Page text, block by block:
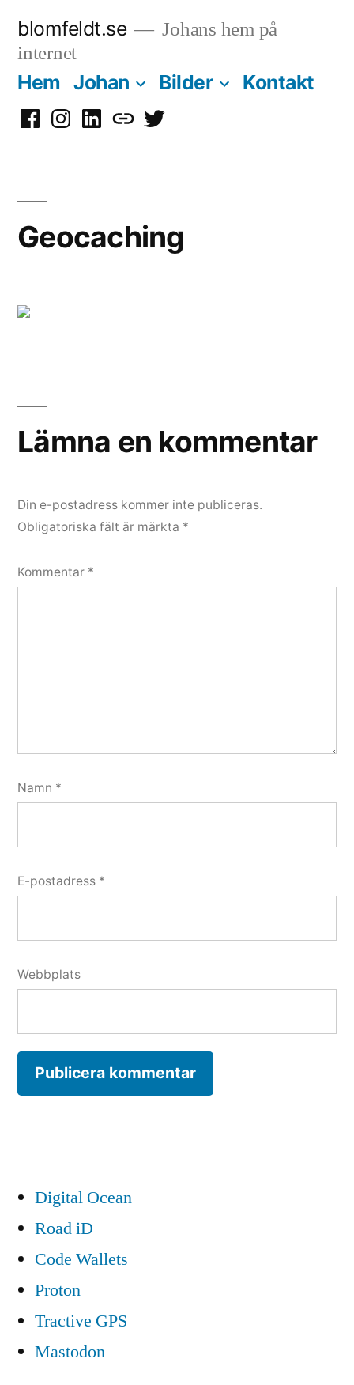
innehåll
blomfeldt.se
Johans hem på
internet
Hem Johan Bilder Kontakt
FacebookInstagram
LinkedInMastodon
Twitter
Geocaching
Lämna en kommentar
Din e-postadress kommer inte publiceras.
Obligatoriska fält är märkta *
Kommentar *
Namn *
E-postadress *
Webbplats
Digital Ocean
Road iD
Code Wallets
Proton
Tractive GPS
Mastodon